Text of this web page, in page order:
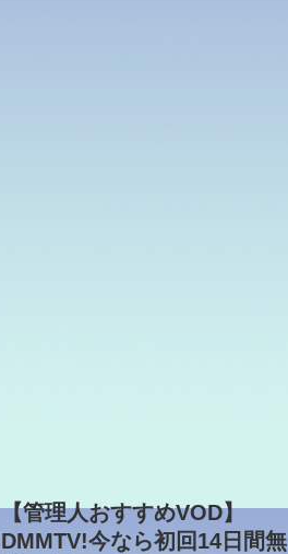
【管理人おすすめVOD】
DMMTV!今なら初回14日間無